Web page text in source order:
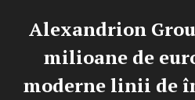
Alexandrion
milioane de
moderne linii de